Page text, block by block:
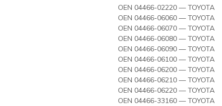
OEN 04466-02220 — TOYOTA
OEN 04466-06060 — TOYOTA
OEN 04466-06070 — TOYOTA
OEN 04466-06080 — TOYOTA
OEN 04466-06090 — TOYOTA
OEN 04466-06100 — TOYOTA
OEN 04466-06200 — TOYOTA
OEN 04466-06210 — TOYOTA
OEN 04466-06220 — TOYOTA
OEN 04466-33160 — TOYOTA